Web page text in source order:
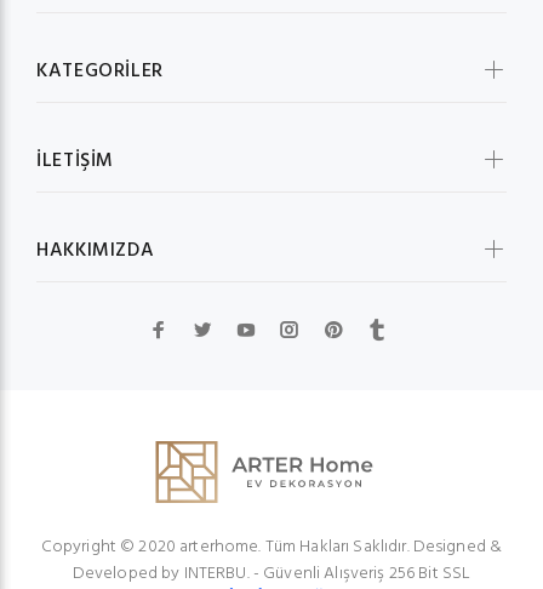
KATEGORİLER
İLETİŞİM
HAKKIMIZDA
Copyright © 2020 arterhome. Tüm Hakları Saklıdır. Designed &
Developed by INTERBU.- Güvenli Alışveriş 256 Bit SSL